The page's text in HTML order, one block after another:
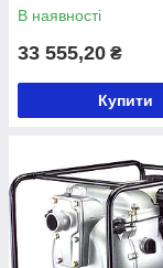
В наявності
33 555,20 ₴
Купити